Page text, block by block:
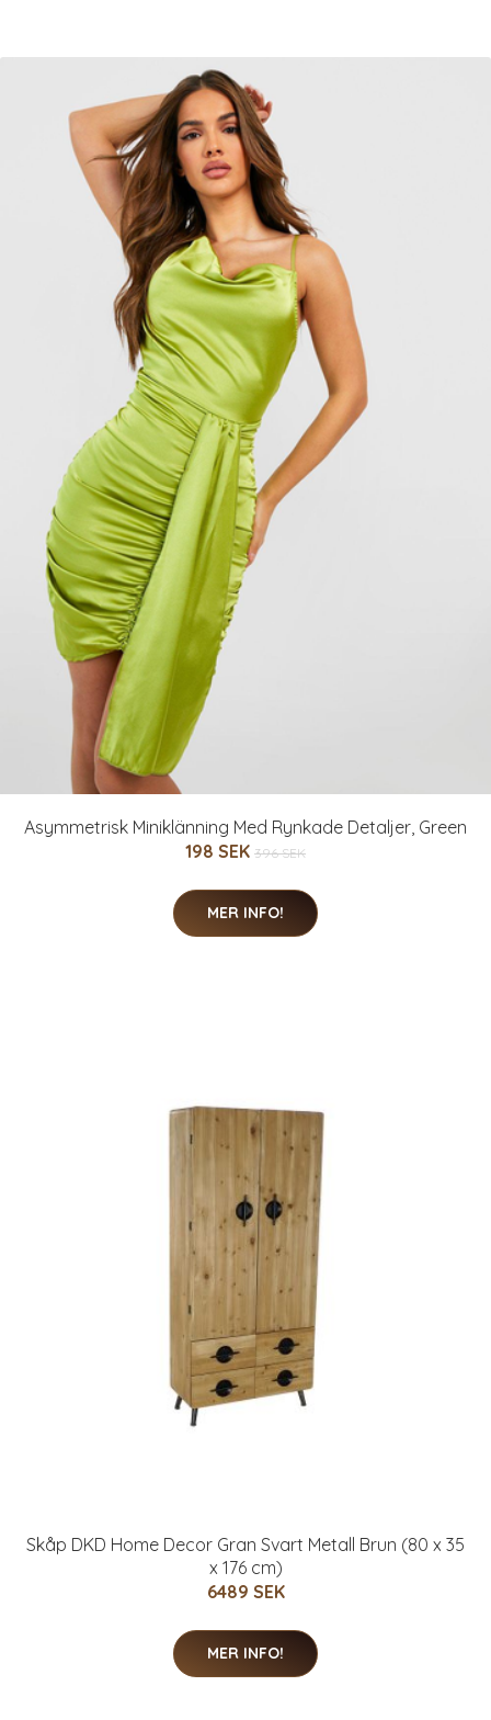
Asymmetrisk Miniklänning Med Rynkade Detaljer, Green
198 SEK 396 SEK
MER INFO!
Skåp DKD Home Decor Gran Svart Metall Brun (80 x 35
x 176 cm)
6489 SEK
MER INFO!